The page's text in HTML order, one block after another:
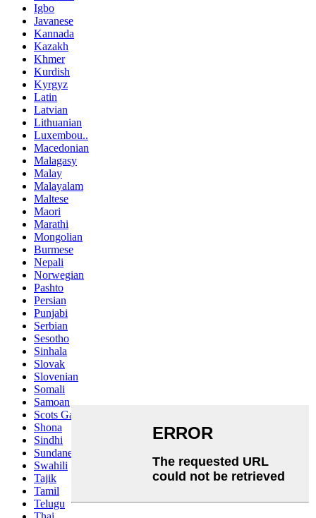
Igbo
Javanese
Kannada
Kazakh
Khmer
Kurdish
Kyrgyz
Latin
Latvian
Lithuanian
Luxembou..
Macedonian
Malagasy
Malay
Malayalam
Maltese
Maori
Marathi
Mongolian
Burmese
Nepali
Norwegian
Pashto
Persian
Punjabi
Serbian
Sesotho
Sinhala
Slovak
Slovenian
Somali
Samoan
Scots Gaelic
Shona
Sindhi
Sundanese
Swahili
Tajik
Tamil
Telugu